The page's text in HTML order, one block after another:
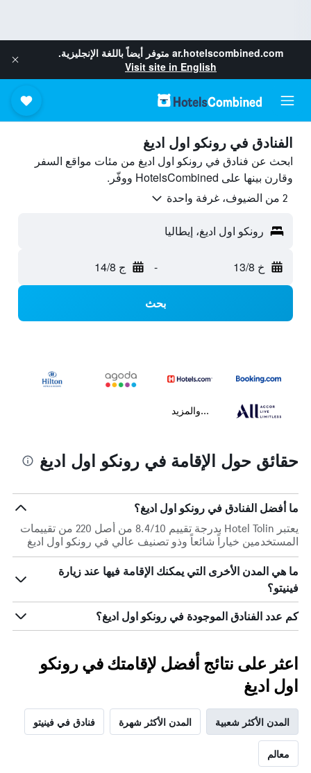
ar.hotelscombined.com متوفر أيضاً باللغة الإنجليزية.
Visit site in English
الفنادق في رونكو اول اديغ
ابحث عن فنادق في رونكو اول اديغ من مئات مواقع السفر
وقارن بينها على HotelsCombined ووفّر.
2 من الضيوف، غرفة واحدة
رونكو اول اديغ، إيطاليا
خ 13/8 - ج 14/8
بحث
...والمزيد
حقائق حول الإقامة في رونكو اول اديغ
ما أفضل الفنادق في رونكو اول اديغ؟
يعتبر Hotel Tolin بدرجة تقييم 8.4/10 من أصل 220 من تقييمات
المستخدمين خياراً شائعاً وذو تصنيف عالي في رونكو اول اديغ
ما هي المدن الأخرى التي يمكنك الإقامة فيها عند زيارة
فينيتو؟
كم عدد الفنادق الموجودة في رونكو اول اديغ؟
اعثر على نتائج أفضل لإقامتك في رونكو
اول اديغ
المدن الأكثر شعبية المدن الأكثر شهرة فنادق في فينيتو
معالم